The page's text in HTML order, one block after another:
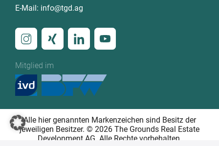
E-Mail: info@tgd.ag
Mitglied im
Alle hier genannten Markenzeichen sind Besitz der
jeweiligen Besitzer. © 2026 The Grounds Real Estate
Development AG. Alle Rechte vorbehalten.